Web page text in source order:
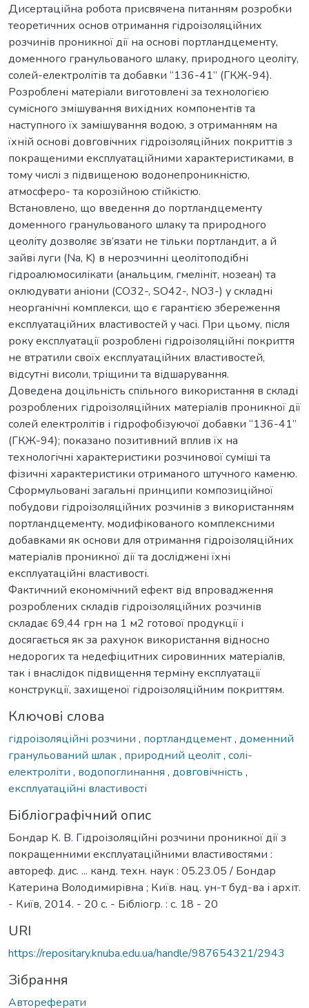
Дисертаційна робота присвячена питанням розробки
теоретичних основ отримання гідроізоляційних
розчинів проникної дії на основі портландцементу,
доменного гранульованого шлаку, природного цеоліту,
солей-електролітів та добавки ‘‘136-41’’ (ГКЖ-94).
Розроблені матеріали виготовлені за технологією
сумісного змішування вихідних компонентів та
наступного їх замішування водою, з отриманням на
їхній основі довговічних гідроізоляційних покриттів з
покращеними експлуатаційними характеристиками, в
тому числі з підвищеною водонепроникністю,
атмосферо- та корозійною стійкістю.
Встановлено, що введення до портландцементу
доменного гранульованого шлаку та природного
цеоліту дозволяє зв’язати не тільки портландит, а й
зайві луги (Na, K) в нерозчинні цеолітоподібні
гідроалюмосилікати (анальцим, гмелініт, нозеан) та
оклюдувати аніони (СО32-, SO42-, NO3-) у складні
неорганічні комплекси, що є гарантією збереження
експлуатаційних властивостей у часі. При цьому, після
року експлуатації розроблені гідроізоляційні покриття
не втратили своїх експлуатаційних властивостей,
відсутні висоли, тріщини та відшарування.
Доведена доцільність спільного використання в складі
розроблених гідроізоляційних матеріалів проникної дії
солей електролітів і гідрофобізуючої добавки ‘‘136-41’’
(ГКЖ-94); показано позитивний вплив їх на
технологічні характеристики розчинової суміші та
фізичні характеристики отриманого штучного каменю.
Сформульовані загальні принципи композиційної
побудови гідроізоляційних розчинів з використанням
портландцементу, модифікованого комплексними
добавками як основи для отримання гідроізоляційних
матеріалів проникної дії та досліджені їхні
експлуатаційні властивості.
Фактичний економічний ефект від впровадження
розроблених складів гідроізоляційних розчинів
складає 69,44 грн на 1 м2 готової продукції і
досягається як за рахунок використання відносно
недорогих та недефіцитних сировинних матеріалів,
так і внаслідок підвищення терміну експлуатації
конструкції, захищеної гідроізоляційним покриттям.
Ключові слова
гідроізоляційні розчини , портландцемент, доменний
гранульований шлак, природний цеоліт, солі-
електроліти , водопоглинання , довговічність ,
експлуатаційні властивості
Бібліографічний опис
Бондар К. В. Гідроізоляційні розчини проникної дії з
покращенними експлуатаційними властивостями :
автореф. дис. ... канд. техн. наук : 05.23.05 / Бондар
Катерина Володимирівна ; Київ. нац. ун-т буд-ва і архіт.
- Київ, 2014. - 20 с. - Бібліогр. : с. 18 - 20
URI
https://repositary.knuba.edu.ua/handle/987654321/2943
Зібрання
Автореферати